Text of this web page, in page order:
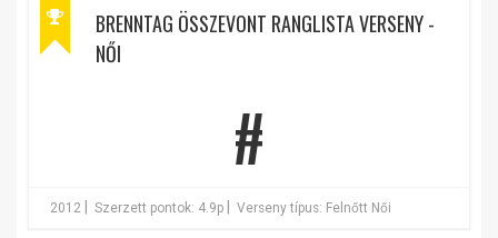
BRENNTAG ÖSSZEVONT RANGLISTA VERSENY -
NŐI
#
2012 Szerzett pontok: 4.9p Verseny típus: Felnőtt Női